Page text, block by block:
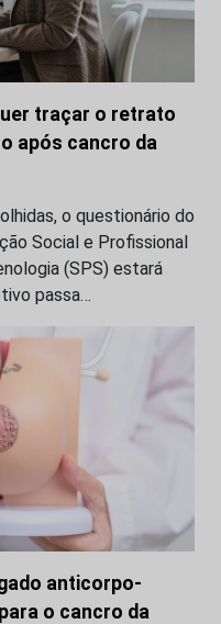
traçar o retrato
após cancro da
o questionário do
Social e Profissional
(SPS) estará
passa…
anticorpo-
o cancro da